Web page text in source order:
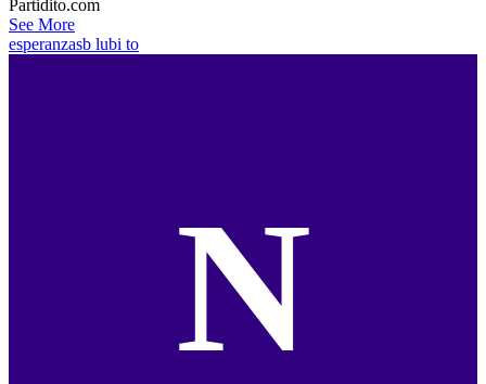
Partidito.com
See More
esperanzasb lubi to
N